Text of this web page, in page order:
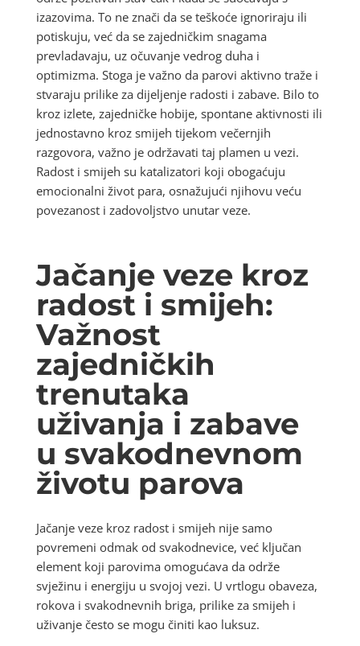
izazovima. To ne znači da se teškoće ignoriraju ili
potiskuju, već da se zajedničkim snagama
prevladavaju, uz očuvanje vedrog duha i
optimizma. Stoga je važno da parovi aktivno traže i
stvaraju prilike za dijeljenje radosti i zabave. Bilo to
kroz izlete, zajedničke hobije, spontane aktivnosti ili
jednostavno kroz smijeh tijekom večernjih
razgovora, važno je održavati taj plamen u vezi.
Radost i smijeh su katalizatori koji obogaćuju
emocionalni život para, osnažujući njihovu veću
povezanost i zadovoljstvo unutar veze.
Jačanje veze kroz
radost i smijeh:
Važnost
zajedničkih
trenutaka
uživanja i zabave
u svakodnevnom
životu parova
Jačanje veze kroz radost i smijeh nije samo
povremeni odmak od svakodnevice, već ključan
element koji parovima omogućava da održe
svježinu i energiju u svojoj vezi. U vrtlogu obaveza,
rokova i svakodnevnih briga, prilike za smijeh i
uživanje često se mogu činiti kao luksuz.